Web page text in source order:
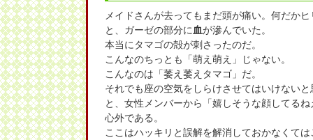
メイドさんが去ってもまだ頭が痛い。何だか
と、ガーゼの部分に 血が滲んでいた。
本当にタマゴの殻が刺さったのだ。
こんなのちっとも「萌え萌え」じゃない。
こんなのは「萎え萎えタマゴ」だ。
それでも座の空気をしらけさせてはいけない
と、女性メンバーから「嬉しそうな顔してる
心外である。
ここはハッキリと誤解を解消しておかなくては